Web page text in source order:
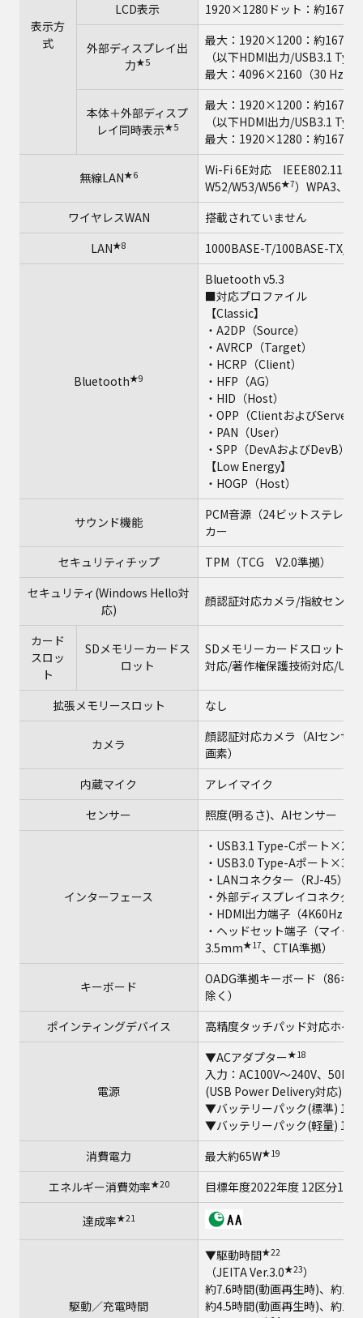
表示方
式
LCD表示 1920×1280ドット：約1677
外部ディスプレイ出
力★5
最大：1920×1200：約1677
（以下HDMI出力/USB3.1
最大：4096×2160（30 Hz/60
本体＋外部ディスプ
レイ同時表示★5
最大：1920×1200：約1677
（以下HDMI出力/USB3.1
最大：1920×1280：約1677
無線LAN★6
Wi-Fi 6E対応 IEEE802.11a/
W52/W53/W56★7）WPA3、
ワイヤレスWAN
搭載されていません
LAN★8 1000BASE-T/100BASE-TX/
Bluetooth★9
Bluetooth v5.3
■対応プロファイル
【Classic】
・A2DP（Source）
・AVRCP（Target）
・HCRP（Client）
・HFP（AG）
・HID（Host）
・OPP（ClientおよびServer）
・PAN（User）
・SPP（DevAおよびDevB）
【Low Energy】
・HOGP（Host）
サウンド機能
PCM音源（24ビットステレ
カー
セキュリティチップ
TPM（TCG V2.0準拠）
セキュリティ(Windows Hello対
応)
顔認証対応カメラ/指紋センサ
カード
スロッ
ト
SDメモリーカードス
ロット
SDメモリーカードスロット
対応/著作権保護技術対応/
拡張メモリースロット なし
カメラ
顔認証対応カメラ（AIセンサ
画素）
内蔵マイク
アレイマイク
センサー
照度(明るさ)、AIセンサー
インターフェース
・USB3.1 Type-Cポート×2
・USB3.0 Type-Aポート×3
・LANコネクター（RJ-45）
・外部ディスプレイコネクタ
・HDMI出力端子（4K60Hz出
・ヘッドセット端子（マイク
3.5mm★17、CTIA準拠）
キーボード
OADG準拠キーボード（86キ
除く）
ポインティングデバイス
高精度タッチパッド対応ホイ
電源
▼ACアダプター★18
入力：AC100V～240V、
(USB Power Delivery対応)
▼バッテリーパック(標準)
▼バッテリーパック(軽量)
消費電力
最大約65W★19
エネルギー消費効率★20 目標年度2022年度 12区分
達成率★21
駆動／充電時間
▼駆動時間★22
（JEITA Ver.3.0★23）
約7.6時間(動画再生時)、約
約4.5時間(動画再生時)、約